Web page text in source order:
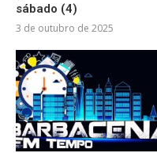
sábado (4)
3 de outubro de 2025